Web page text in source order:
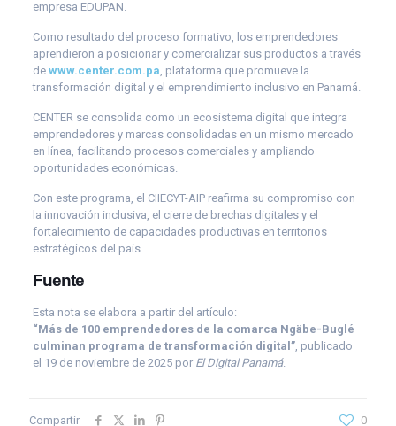
empresa EDUPAN.
Como resultado del proceso formativo, los emprendedores
aprendieron a posicionar y comercializar sus productos a través
de www.center.com.pa , plataforma que promueve la
transformación digital y el emprendimiento inclusivo en Panamá.
CENTER se consolida como un ecosistema digital que integra
emprendedores y marcas consolidadas en un mismo mercado
en línea, facilitando procesos comerciales y ampliando
oportunidades económicas.
Con este programa, el CIIECYT-AIP reafirma su compromiso con
la innovación inclusiva, el cierre de brechas digitales y el
fortalecimiento de capacidades productivas en territorios
estratégicos del país.
Fuente
Esta nota se elabora a partir del artículo:
“Más de 100 emprendedores de la comarca Ngäbe-Buglé
culminan programa de transformación digital”, publicado
el 19 de noviembre de 2025 por El Digital Panamá.
Compartir 0